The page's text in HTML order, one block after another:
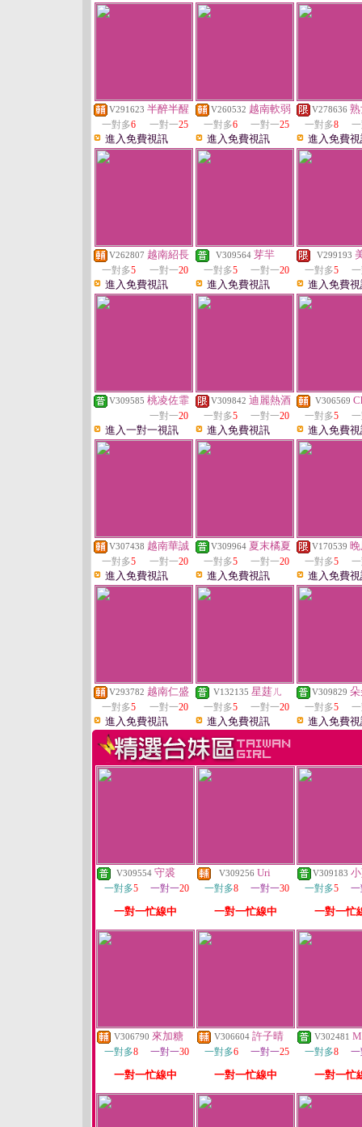
V291623 半醉半醒
一對多6 一對一25
進入免費視訊
V260532 越南軟弱
一對多6 一對一25
進入免費視訊
V278636
一對多8
進入免費
V262807 越南紹長
一對多5 一對一20
進入免費視訊
V309564 芽羋
一對多5 一對一20
進入免費視訊
V299193
一對多5
進入免費
V309585 桃凌佐霏
一對一20
進入一對一視訊
V309842 迪麗熱酒
一對多5 一對一20
進入免費視訊
V306569
一對多5
進入免費
V307438 越南華誠
一對多5 一對一20
進入免費視訊
V309964 夏末橘夏
一對多5 一對一20
進入免費視訊
V170539
一對多5
進入免費
V293782 越南仁盛
一對多5 一對一20
進入免費視訊
V132135 星莛ㄦ
一對多5 一對一20
進入免費視訊
V309829
一對多5
進入免費
V309554 守裘
一對多5 一對一20
一對一忙線中
V309256 Uri
一對多8 一對一30
一對一忙線中
V309183
一對多5
一對一忙
V306790 來加糖
一對多8 一對一30
一對一忙線中
V306604 許子晴
一對多6 一對一25
一對一忙線中
V302481
一對多8
一對一忙